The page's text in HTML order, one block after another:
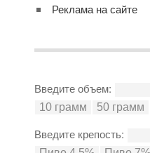
Реклама на сайте
Введите объем:
Введите крепость: